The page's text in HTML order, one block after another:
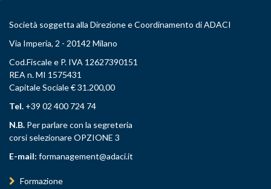
Società soggetta alla Direzione e Coordinamento di ADACI
Via Imperia, 2 - 20142 Milano
Cod.Fiscale e P. IVA 12627390151
REA n. MI 1575431
Capitale Sociale € 31.200,00
Tel. +39 02 400 724 74
N.B. Per parlare con la segreteria
corsi selezionare OPZIONE 3
E-mail: formanagement@adaci.it
Formazione